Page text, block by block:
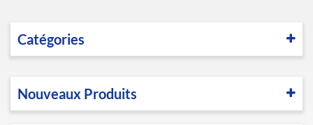
Catégories
Nouveaux Produits